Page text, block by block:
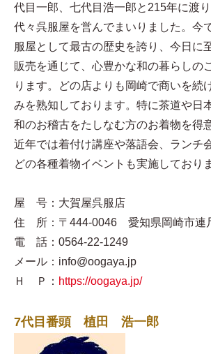
代目一郎、七代目浩一郎と215年に渡
代々呉服屋を営んでまいりました。今
服屋として最古の歴史を誇り、今日に
販売を通じて、心豊かな和の暮らしの
ります。どの店よりも岡崎で商いを続
みを熟知しております。特に茶道や日
和のお稽古をたしなむ方のお着物を得
近年では着付け講座や落語会、ランチ
どの各種着物イベントも実施しており
屋 号：大賀屋呉服店
住 所：〒444-0046 愛知県岡崎市連
電 話：0564-22-1249
メール：info@oogaya.jp
Ｈ Ｐ： https://oogaya.jp/
7代目番頭 植田 浩一郎